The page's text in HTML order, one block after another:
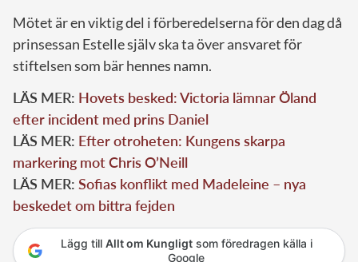
Mötet är en viktig del i förberedelserna för den dag då
prinsessan Estelle själv ska ta över ansvaret för
stiftelsen som bär hennes namn.
LÄS MER: Hovets besked: Victoria lämnar Öland
efter incident med prins Daniel
LÄS MER: Efter otroheten: Kungens skarpa
markering mot Chris O’Neill
LÄS MER: Sofias konflikt med Madeleine – nya
beskedet om bittra fejden
Lägg till Allt om Kungligtsom föredragen källa i
Google